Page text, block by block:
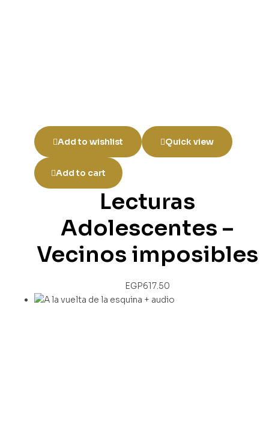
Add to wishlist Quick view
Add to cart
Lecturas
Adolescentes –
Vecinos imposibles
EGP617.50